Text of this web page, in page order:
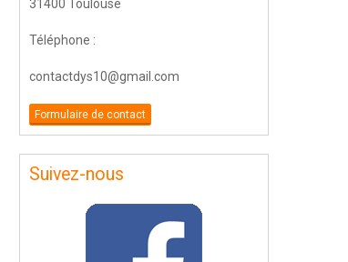
31400 Toulouse
Téléphone :
contactdys10@gmail.com
Formulaire de contact
Suivez-nous